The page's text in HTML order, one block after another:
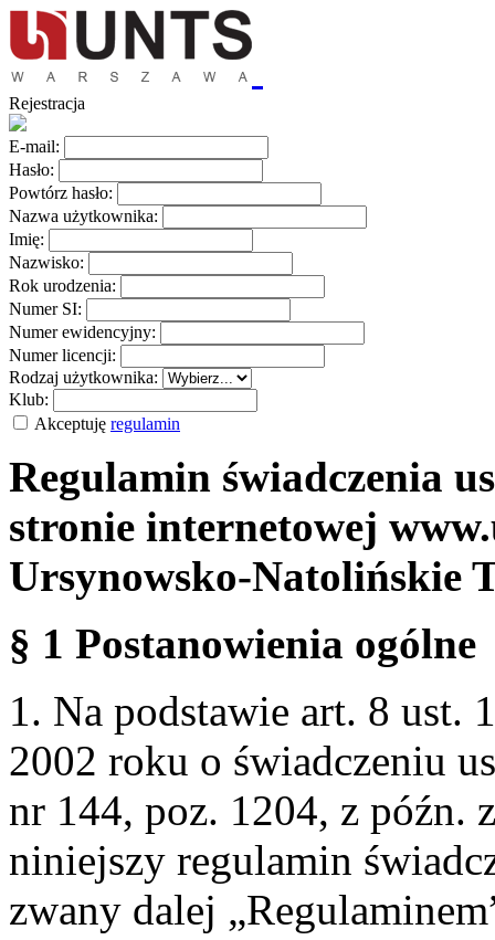
Rejestracja
E-mail:
Hasło:
Powtórz hasło:
Nazwa użytkownika:
Imię:
Nazwisko:
Rok urodzenia:
Numer SI:
Numer ewidencyjny:
Numer licencji:
Rodzaj użytkownika:
Klub:
Akceptuję regulamin
Regulamin świadczenia
stronie internetowej
Ursynowsko-Natolińskie
§ 1 Postanowienia ogólne
1. Na podstawie art. 8 ust.
2002 roku o świadczeniu
nr 144, poz. 1204, z późn.
niniejszy regulamin
zwany dalej